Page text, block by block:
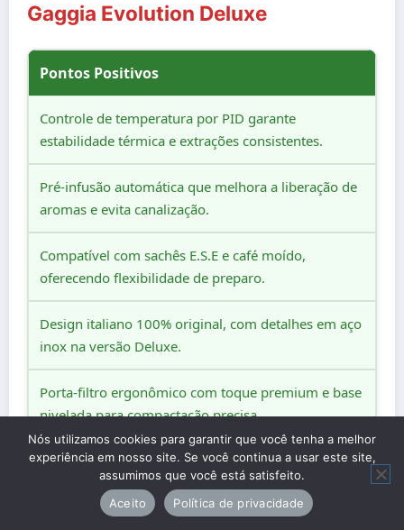
Gaggia Evolution Deluxe
Pontos Positivos
Controle de temperatura por PID garante
estabilidade térmica e extrações consistentes.
Pré-infusão automática que melhora a liberação de
aromas e evita canalização.
Compatível com sachês E.S.E e café moído,
oferecendo flexibilidade de preparo.
Design italiano 100% original, com detalhes em aço
inox na versão Deluxe.
Porta-filtro ergonômico com toque premium e base
nivelada para compactação precisa.
Função memória para salvar o volume do espresso
Nós utilizamos cookies para garantir que você tenha a melhor
experiência em nosso site. Se você continua a usar este site,
assumimos que você está satisfeito.
Aceito
Política de privacidade